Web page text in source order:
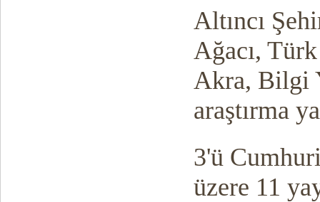
Altıncı
Ağacı,
Akra, Bilgi
araştırma
3'ü
üzere 11